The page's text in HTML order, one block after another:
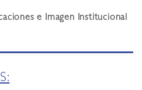
e Imagen Institucional